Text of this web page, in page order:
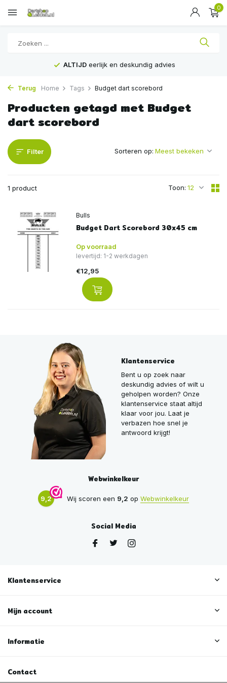
0
ALTIJD eerlijk en deskundig advies
Terug Home Tags Budget dart scorebord
Producten getagd met Budget
dart scorebord
Filter
1 product Toon:
Sorteren op:
Bulls
Budget Dart Scorebord 30x45 cm
Op voorraad
levertijd: 1-2 werkdagen
€12,95
Klantenservice
Bent u op zoek naar
deskundig advies of wilt u
geholpen worden? Onze
klantenservice staat altijd
klaar voor jou. Laat je
verbazen hoe snel je
antwoord krijgt!
Webwinkelkeur
9,2 Wij scoren een 9,2 op Webwinkelkeur
Social Media
Klantenservice
Mijn account
Informatie
Contact